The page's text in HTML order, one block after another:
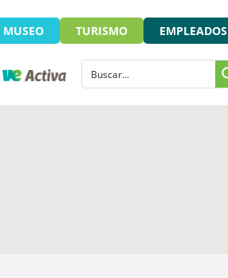
MUSEO TURISMO EMPLEADOS